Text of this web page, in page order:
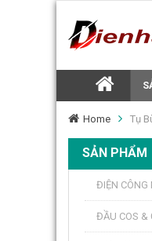
Home Tụ
SẢN PHẨM
ĐIỆN CÔNG
ĐẦU COS &